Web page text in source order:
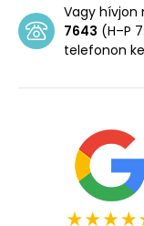
Vagy hívjon
7643 (H–P
telefonon